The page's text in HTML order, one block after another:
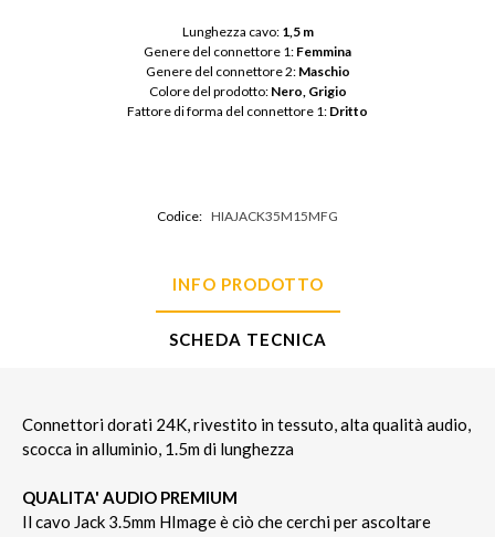
Lunghezza cavo: 1,5 m
Genere del connettore 1: Femmina
Genere del connettore 2: Maschio
Colore del prodotto: Nero, Grigio
Fattore di forma del connettore 1: Dritto
Codice: HIAJACK35M15MFG
INFO PRODOTTO
SCHEDA TECNICA
Connettori dorati 24K, rivestito in tessuto, alta qualità audio,
scocca in alluminio, 1.5m di lunghezza
QUALITA' AUDIO PREMIUM
Il cavo Jack 3.5mm HImage è ciò che cerchi per ascoltare